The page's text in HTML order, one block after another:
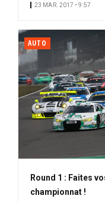
23 MAR. 2017 • 9:57
AUTO
Round 1 : Faites
championnat !